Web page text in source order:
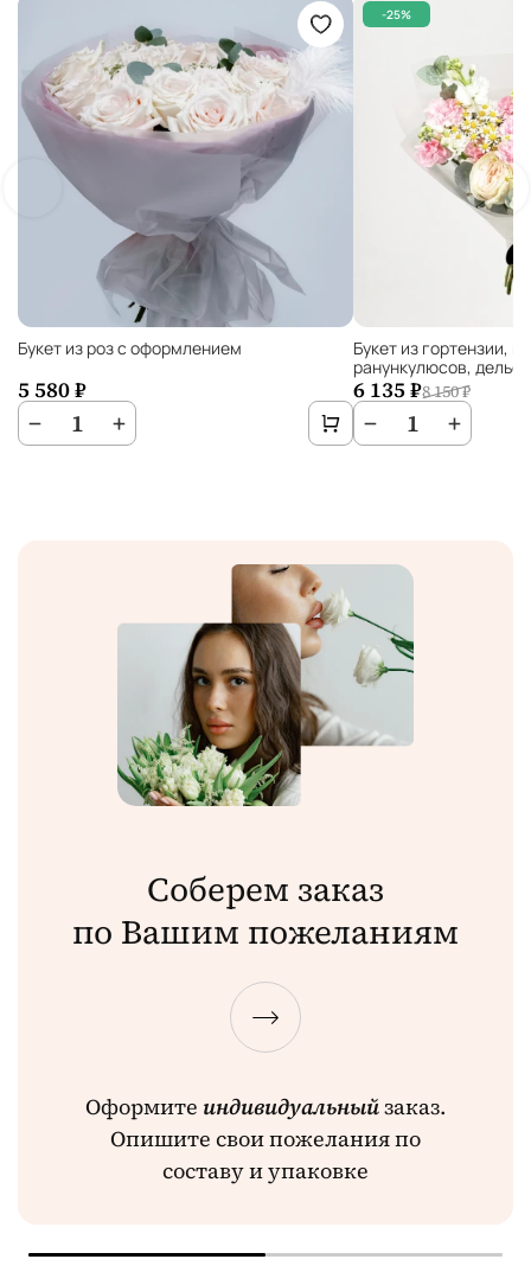
Букет из роз с оформлением
5 580 ₽
− 1 +
-25%
Букет из гортензии,
ранункулюсов,
6 135 ₽8 150 ₽
− 1 +
Соберем заказ
по Вашим пожеланиям
Оформите индивидуальныйзаказ.
Опишите свои пожелания по
составу и упаковке